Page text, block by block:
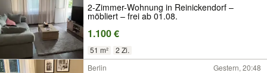
2-Zimmer-Wohnung in Reinickendorf –
möbliert – frei ab 01.08.
1.100 €
51 m²
2 Zi.
Berlin
Gestern, 20:48